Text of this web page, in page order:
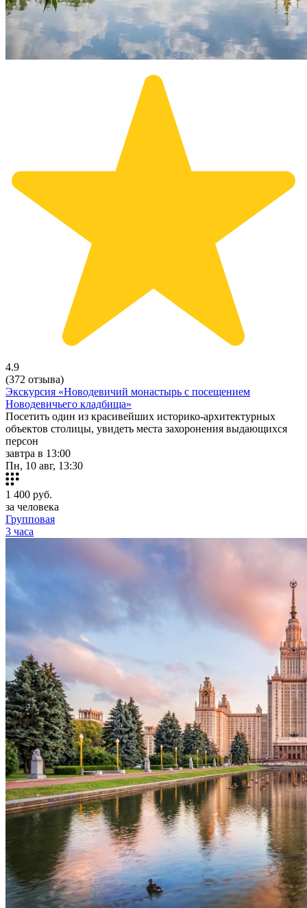
4.9
(372 отзыва)
Экскурсия «Новодевичий монастырь с посещением
Новодевичьего кладбища»
Посетить один из красивейших историко-архитектурных
объектов столицы, увидеть места захоронения выдающихся
персон
завтра в 13:00
Пн, 10 авг, 13:30
1 400 руб.
за человека
Групповая
3 часа